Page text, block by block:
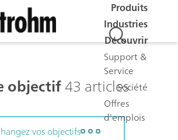
Produits
Industries
Découvrir
Support &
Service
Société
Offres
d'emplois
objectif43 articles
vos objectifs